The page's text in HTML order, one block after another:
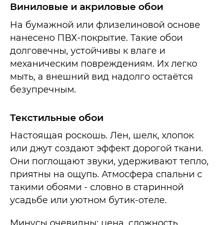
Виниловые и акриловые обои
На бумажной или флизелиновой основе
нанесено ПВХ-покрытие. Такие обои
долговечны, устойчивы к влаге и
механическим повреждениям. Их легко
мыть, а внешний вид надолго остаётся
безупречным.
Текстильные обои
Настоящая роскошь. Лен, шелк, хлопок
или джут создают эффект дорогой ткани.
Они поглощают звуки, удерживают тепло,
приятны на ощупь. Атмосфера спальни с
такими обоями - словно в старинной
усадьбе или уютном бутик-отеле.